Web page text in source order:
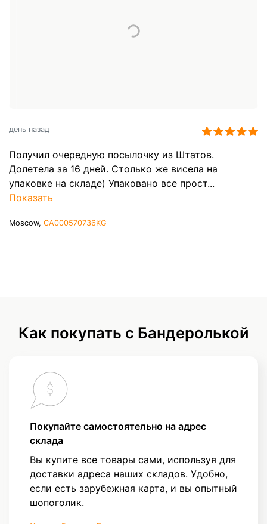
день назад
Получил очередную посылочку из Штатов.
Долетела за 16 дней. Столько же висела на
упаковке на складе) Упаковано все прост...
Показать
Moscow, CA000570736KG
Как покупать с Бандеролькой
Покупайте самостоятельно на адрес
склада
Вы купите все товары сами, используя для
доставки адреса наших складов. Удобно,
если есть зарубежная карта, и вы опытный
шопоголик.